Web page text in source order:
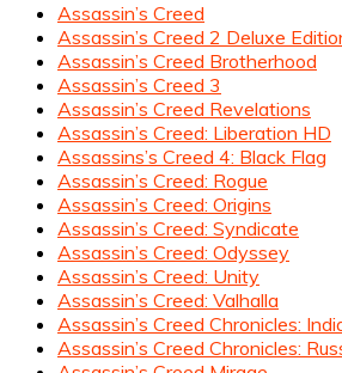
Assassin’s Creed
Assassin’s Creed 2 Deluxe
Assassin’s Creed Brotherhood
Assassin’s Creed 3
Assassin’s Creed Revelations
Assassin’s Creed: Liberation HD
Assassins’s Creed 4: Black Flag
Assassin’s Creed: Rogue
Assassin’s Creed: Origins
Assassin’s Creed: Syndicate
Assassin’s Creed: Odyssey
Assassin’s Creed: Unity
Assassin’s Creed: Valhalla
Assassin’s Creed Chronicles:
Assassin’s Creed Chronicles: